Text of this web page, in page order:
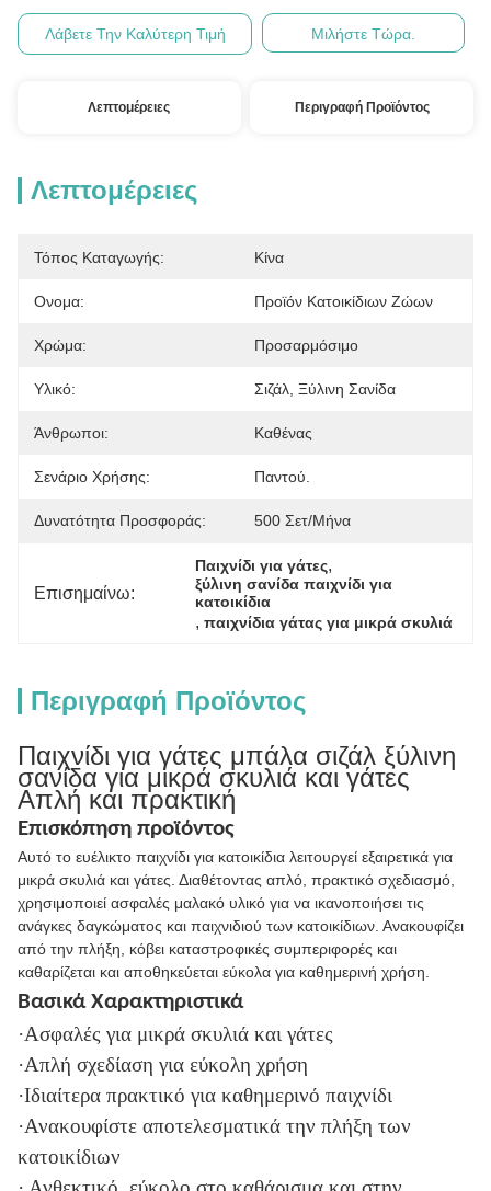
Λάβετε Την Καλύτερη Τιμή Μιλήστε Τώρα.
Λεπτομέρειες Περιγραφή Προϊόντος
Λεπτομέρειες
Τόπος Καταγωγής: Κίνα
Ονομα: Προϊόν Κατοικίδιων Ζώων
Χρώμα: Προσαρμόσιμο
Υλικό: Σιζάλ, Ξύλινη Σανίδα
Άνθρωποι: Καθένας
Σενάριο Χρήσης: Παντού.
Δυνατότητα Προσφοράς: 500 Σετ/μήνα
Επισημαίνω:
Παιχνίδι για γάτες,
ξύλινη σανίδα παιχνίδι για
κατοικίδια
, παιχνίδια γάτας για μικρά σκυλιά
Περιγραφή Προϊόντος
Παιχνίδι για γάτες μπάλα σιζάλ ξύλινη
σανίδα για μικρά σκυλιά και γάτες
Απλή και πρακτική
Επισκόπηση προϊόντος
Αυτό το ευέλικτο παιχνίδι για κατοικίδια λειτουργεί εξαιρετικά για
μικρά σκυλιά και γάτες. Διαθέτοντας απλό, πρακτικό σχεδιασμό,
χρησιμοποιεί ασφαλές μαλακό υλικό για να ικανοποιήσει τις
ανάγκες δαγκώματος και παιχνιδιού των κατοικίδιων. Ανακουφίζει
από την πλήξη, κόβει καταστροφικές συμπεριφορές και
καθαρίζεται και αποθηκεύεται εύκολα για καθημερινή χρήση.
Βασικά Χαρακτηριστικά
·Ασφαλές για μικρά σκυλιά και γάτες
·Απλή σχεδίαση για εύκολη χρήση
·Ιδιαίτερα πρακτικό για καθημερινό παιχνίδι
·Ανακουφίστε αποτελεσματικά την πλήξη των
κατοικίδιων